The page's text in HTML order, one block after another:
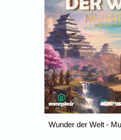
Wunder der Welt -